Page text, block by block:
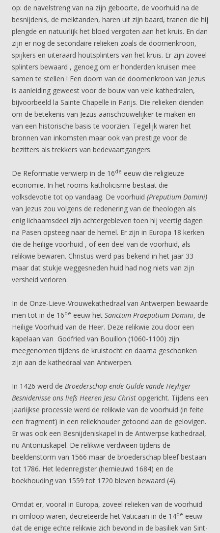
op: de navelstreng van na zijn geboorte, de voorhuid na de
besnijdenis, de melktanden, haren uit zijn baard, tranen die hij
plengde en natuurlijk het bloed vergoten aan het kruis. En dan
zijn er nog de secondaire relieken zoals de doornenkroon,
spijkers en uiteraard houtsplinters van het kruis. Er zijn zoveel
splinters bewaard , genoeg om er honderden kruisen mee
samen te stellen ! Een doorn van de doornenkroon van Jezus
is aanleiding geweest voor de bouw van vele kathedralen,
bijvoorbeeld la Sainte Chapelle in Parijs. Die relieken dienden
om de betekenis van Jezus aanschouwelijker te maken en
van een historische basis te voorzien. Tegelijk waren het
bronnen van inkomsten maar ook van prestige voor de
bezitters als trekkers van bedevaartgangers.
De Reformatie verwierp in de 16de eeuw die religieuze
economie. In het rooms-katholicisme bestaat die
volksdevotie tot op vandaag. De voorhuid (Preputium Domini)
van Jezus zou volgens de redenering van de theologen als
enig lichaamsdeel zijn achtergebleven toen hij veertig dagen
na Pasen opsteeg naar de hemel. Er zijn in Europa 18 kerken
die de heilige voorhuid , of een deel van de voorhuid, als
relikwie bewaren. Christus werd pas bekend in het jaar 33
maar dat stukje weggesneden huid had nog niets van zijn
versheid verloren.
In de Onze-Lieve-Vrouwekathedraal van Antwerpen bewaarde
men tot in de 16de eeuw het Sanctum Praeputium Domini, de
Heilige Voorhuid van de Heer. Deze relikwie zou door een
kapelaan van Godfried van Bouillon (1060-1100) zijn
meegenomen tijdens de kruistocht en daarna geschonken
zijn aan de kathedraal van Antwerpen.
In 1426 werd de Broederschap ende Gulde vande Heÿliger
Besnidenisse ons liefs Heeren Jesu Christ opgericht. Tijdens een
jaarlijkse processie werd de relikwie van de voorhuid (in feite
een fragment) in een reliekhouder getoond aan de gelovigen.
Er was ook een Besnijdeniskapel in de Antwerpse kathedraal,
nu Antoniuskapel. De relikwie verdween tijdens de
beeldenstorm van 1566 maar de broederschap bleef bestaan
tot 1786. Het ledenregister (hernieuwd 1684) en de
boekhouding van 1559 tot 1720 bleven bewaard (4).
Omdat er, vooral in Europa, zoveel relieken van de voorhuid
in omloop waren, decreteerde het Vaticaan in de 14de eeuw
dat de enige echte relikwie zich bevond in de basiliek van Sint-